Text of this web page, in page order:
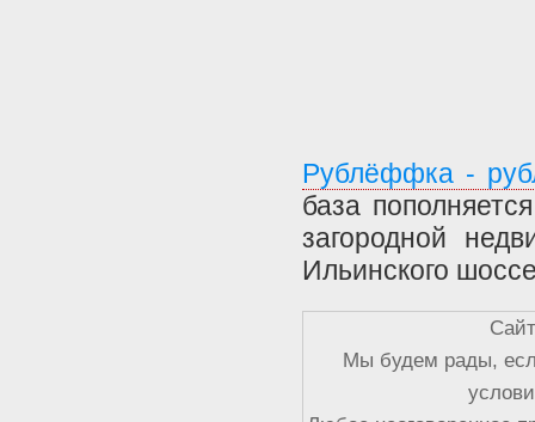
Рублёффка -
база
загородной
Ильинского
Мы будем рады,